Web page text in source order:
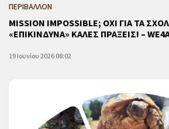
ΠΕΡΙΒΑΛΛΟΝ
MISSION IMPOSSIBLE; ΟΧΙ ΓΙΑ ΤΑ
«ΕΠΙΚΙΝΔΥΝΑ» ΚΑΛΕΣ ΠΡΑΞΕΙΣ! –
19 Ιουνίου 2026 08:02